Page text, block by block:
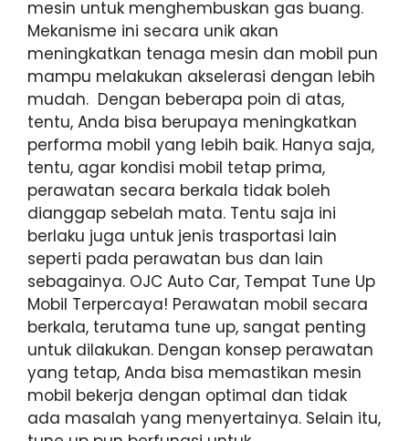
mesin untuk menghembuskan gas buang.
Mekanisme ini secara unik akan
meningkatkan tenaga mesin dan mobil pun
mampu melakukan akselerasi dengan lebih
mudah. Dengan beberapa poin di atas,
tentu, Anda bisa berupaya meningkatkan
performa mobil yang lebih baik. Hanya saja,
tentu, agar kondisi mobil tetap prima,
perawatan secara berkala tidak boleh
dianggap sebelah mata. Tentu saja ini
berlaku juga untuk jenis trasportasi lain
seperti pada perawatan bus dan lain
sebagainya. OJC Auto Car, Tempat Tune Up
Mobil Terpercaya! Perawatan mobil secara
berkala, terutama tune up, sangat penting
untuk dilakukan. Dengan konsep perawatan
yang tetap, Anda bisa memastikan mesin
mobil bekerja dengan optimal dan tidak
ada masalah yang menyertainya. Selain itu,